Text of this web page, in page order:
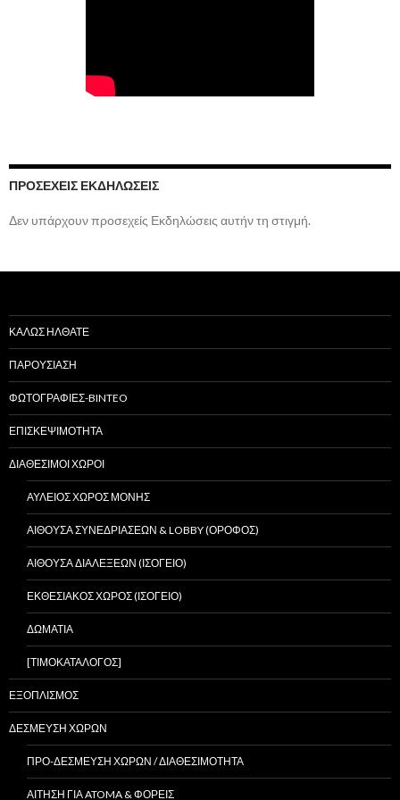
ΠΡΟΣΕΧΕΊΣ ΕΚΔΗΛΏΣΕΙΣ
Δεν υπάρχουν προσεχείς Εκδηλώσεις αυτήν τη στιγμή.
ΚΑΛΩΣ ΗΛΘΑΤΕ
ΠΑΡΟΥΣΙΑΣΗ
ΦΩΤΟΓΡΑΦΙΕΣ-BINTEO
ΕΠΙΣΚΕΨΙΜΟΤΗΤΑ
ΔΙΑΘΕΣΙΜΟΙ ΧΩΡΟΙ
ΑΥΛΕΙΟΣ ΧΩΡΟΣ ΜΟΝΗΣ
ΑΙΘΟΥΣΑ ΣΥΝΕΔΡΙΑΣΕΩΝ & LOBBY (ΟΡΟΦΟΣ)
ΑΙΘΟΥΣΑ ΔΙΑΛΕΞΕΩΝ (ΙΣΟΓΕΙΟ)
ΕΚΘΕΣΙΑΚΟΣ ΧΩΡΟΣ (ΙΣΟΓΕΙΟ)
ΔΩΜΑΤΙΑ
[ΤΙΜΟΚΑΤΑΛΟΓΟΣ]
ΕΞΟΠΛΙΣΜΟΣ
ΔΕΣΜΕΥΣΗ ΧΩΡΩΝ
ΠΡΟ-ΔΕΣΜΕΥΣΗ ΧΩΡΩΝ / ΔΙΑΘΕΣΙΜΟΤΗΤΑ
ΑΙΤΗΣΗ ΓΙΑ ATOMA & ΦΟΡΕΙΣ